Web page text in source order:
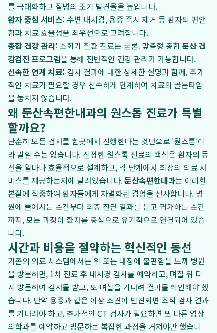
를 극대화하고 질병의 조기 발견율을 높입니다.
환자 중심 서비스: 수면 내시경, 용종 즉시 제거 등 환자의 편안
함과 치료 효율성을 최우선으로 고려합니다.
종합 건강 관리: 소화기 질환 진료는 물론, 맞춤형 종합둔산 건
강검진 프로그램을 통해 전반적인 건강 관리가 가능합니다.
신속한 연계 치료: 검사 결과에 대한 상세한 설명과 함께, 추가
적인 치료가 필요할 경우 신속하게 연계하여 치료의 골든타임
을 놓치지 않습니다.
왜 둔산속편한내과의 원스톱 진료가 특별
할까요?
단순히 모든 검사를 한곳에서 진행한다는 것만으로 '원스톱'이
라 말할 수는 없습니다. 진정한 원스톱 진료의 핵심은 환자의 동
선을 얼마나 효율적으로 설계하고, 각 단계에서 최상의 의료 서
비스를 제공하는지에 달려있습니다.둔산속편한내과는 이러한
본질에 집중하여 환자들에게 차별화된 경험을 선사합니다. 병
원에 들어서는 순간부터 최종 진단 결과를 듣고 귀가하는 순간
까지, 모든 과정이 환자를 중심으로 유기적으로 연결되어 있습
니다.
시간과 비용을 절약하는 혁신적인 동선
기존의 의료 시스템에서는 위 또는 대장에 불편함을 느껴 병원
을 방문하면, 1차 진료 후 내시경 검사를 예약하고, 며칠 뒤 다
시 방문하여 검사를 받고, 또 며칠을 기다려 결과를 확인해야 했
습니다. 만약 용종과 같은 이상 소견이 발견되면 조직 검사 결과
를 기다려야 하고, 추가적인 CT 검사가 필요하면 또 다른 영상
의학과를 예약하고 방문하는 복잡한 과정을 거쳐야만 했습니